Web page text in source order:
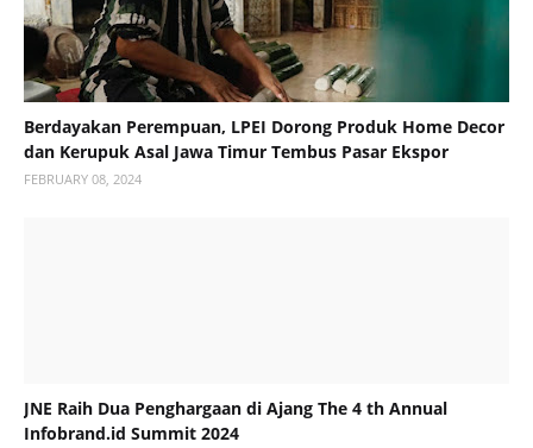
Berdayakan Perempuan, LPEI Dorong Produk Home Decor
dan Kerupuk Asal Jawa Timur Tembus Pasar Ekspor
FEBRUARY 08, 2024
JNE Raih Dua Penghargaan di Ajang The 4 th Annual
Infobrand.id Summit 2024